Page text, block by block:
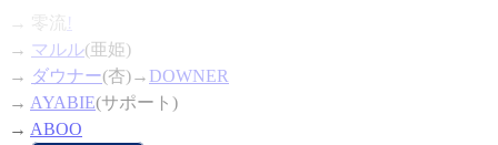
→ 零流 !
→ マルル(亜姫)
→ ダウナー(杏)→ DOWNER
→ AYABIE(サポート)
→ ABOO